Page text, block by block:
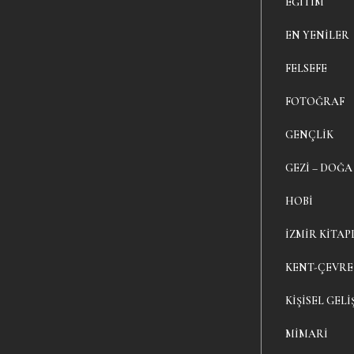
EN YENILER
FELSEFE
FOTOĞRAF
GENÇLIK
GEZI – DOĞA
HOBI
İZMIR
KENT-ÇEVRE
KIŞISEL
MIMARI